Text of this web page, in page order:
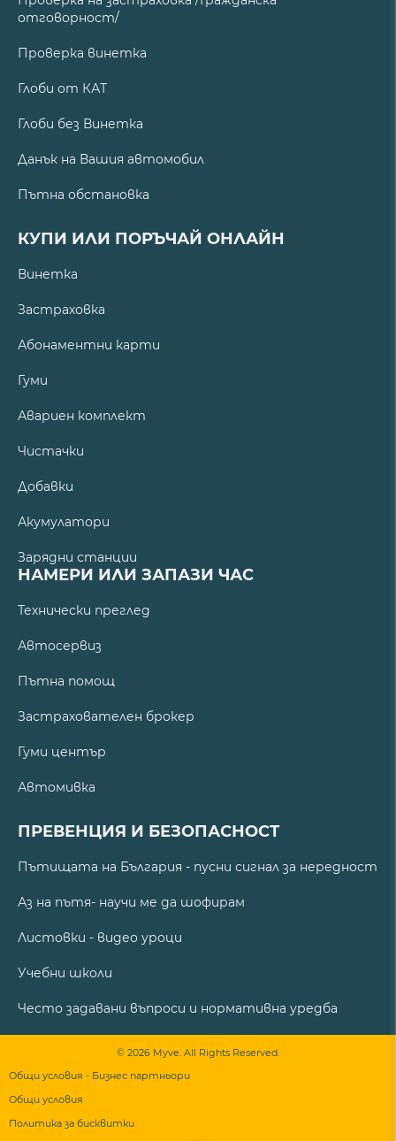
отговорност/
Проверка винетка
Глоби от КАТ
Глоби без Винетка
Данък на Вашия автомобил
Пътна обстановка
КУПИ ИЛИ ПОРЪЧАЙ ОНЛАЙН
Винетка
Застраховка
Абонаментни карти
Гуми
Авариен комплект
Чистачки
Добавки
Акумулатори
Зарядни станции
НАМЕРИ ИЛИ ЗАПАЗИ ЧАС
Технически преглед
Автосервиз
Пътна помощ
Застрахователен брокер
Гуми център
Автомивка
ПРЕВЕНЦИЯ И БЕЗОПАСНОСТ
Пътищата на България - пусни сигнал за нередност
Аз на пътя- научи ме да шофирам
Листовки - видео уроци
Учебни школи
Често задавани въпроси и нормативна уредба
© 2026 Myve. All Rights Reserved.
Общи условия - Бизнес партньори
Общи условия
Политика за бисквитки